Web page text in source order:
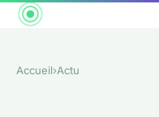
Accueil›Actu